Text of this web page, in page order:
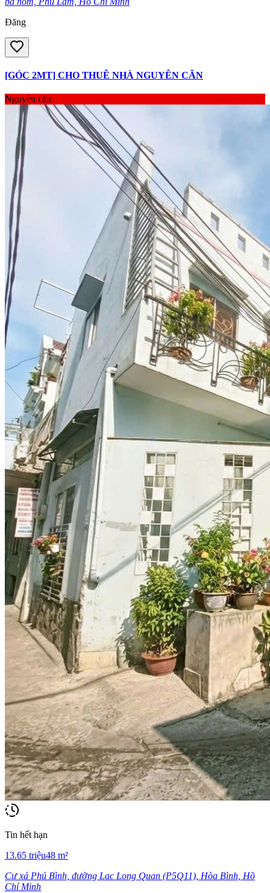
Đăng
[GÓC 2MT] CHO THUÊ NHÀ NGUYÊN CĂN
Nguyên căn
Tin hết hạn
13.65 triệu48 m²
Cư xá Phú Bình, đường Lac Long Quan (P5Q11), Hòa Bình, Hồ
Chí Minh